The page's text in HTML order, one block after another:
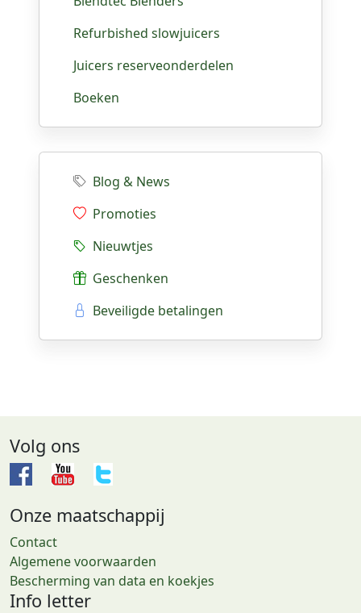
Refurbished slowjuicers
Juicers reserveonderdelen
Boeken
Blog & News
Promoties
Nieuwtjes
Geschenken
Beveiligde betalingen
Volg ons
Onze maatschappij
Contact
Algemene voorwaarden
Bescherming van data en koekjes
Info letter